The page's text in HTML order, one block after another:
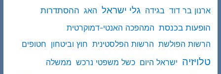
ארנון בר דוד בגידה גלי ישראל האג
ההסתדרות
הופעות בכנסת
המהפכה האנטי-דמוקרטית
הרשות הפולשת
הרשות הפלסטינית חוץ וביטחון חטופים
טלויזיה ישראל היום כשל משפטי נרכש ממשלה